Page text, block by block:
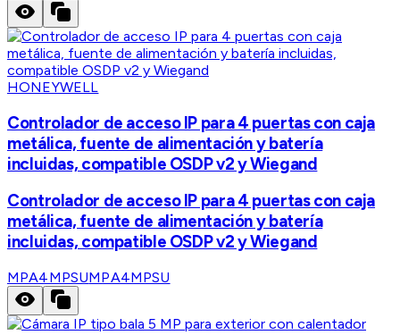
HONEYWELL
Controlador de acceso IP para 4 puertas con caja
metálica, fuente de alimentación y batería
incluidas, compatible OSDP v2 y Wiegand
Controlador de acceso IP para 4 puertas con caja
metálica, fuente de alimentación y batería
incluidas, compatible OSDP v2 y Wiegand
MPA4MPSUMPA4MPSU